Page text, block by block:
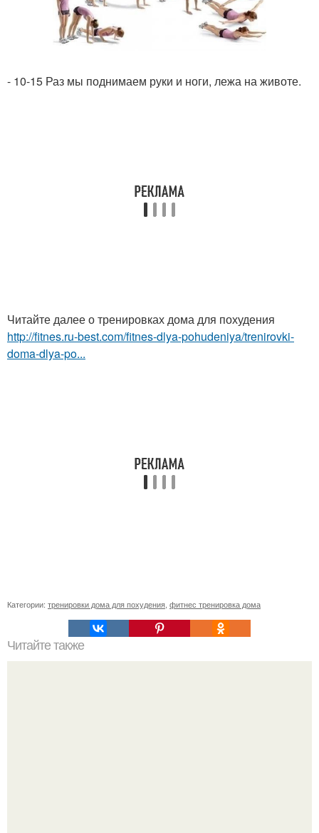
- 10-15 Раз мы поднимаем руки и ноги, лежа на животе.
Читайте далее о тренировках дома для похудения
http://fitnes.ru-best.com/fitnes-dlya-pohudeniya/trenirovki-
doma-dlya-po...
Категории: тренировки дома для похудения фитнес тренировка дома
Читайте также